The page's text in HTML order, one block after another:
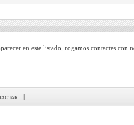
en este listado, rogamos contactes con
|